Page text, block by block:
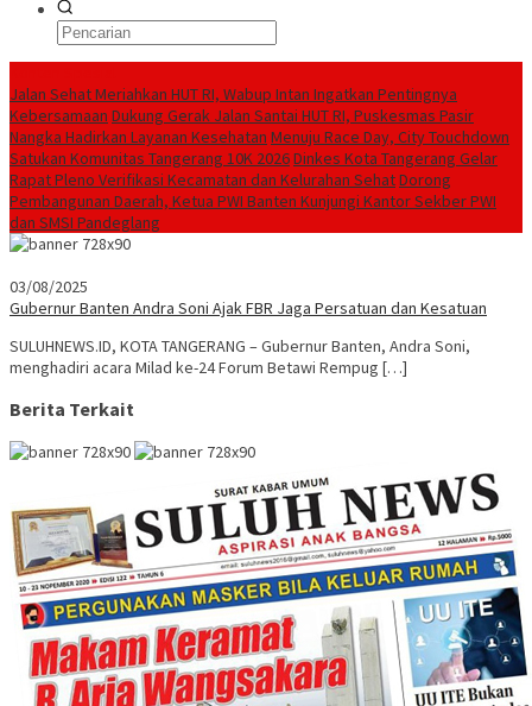
Jalan Sehat Meriahkan HUT RI, Wabup Intan Ingatkan Pentingnya
Kebersamaan Dukung Gerak Jalan Santai HUT RI, Puskesmas Pasir
Nangka Hadirkan Layanan Kesehatan Menuju Race Day, City Touchdown
Satukan Komunitas Tangerang 10K 2026Dinkes Kota Tangerang Gelar
Rapat Pleno Verifikasi Kecamatan dan Kelurahan SehatDorong
Pembangunan Daerah, Ketua PWI Banten Kunjungi Kantor Sekber PWI
dan SMSI Pandeglang
03/08/2025
Gubernur Banten Andra Soni Ajak FBR Jaga Persatuan dan Kesatuan
SULUHNEWS.ID, KOTA TANGERANG – Gubernur Banten, Andra Soni,
menghadiri acara Milad ke-24 Forum Betawi Rempug […]
Berita Terkait